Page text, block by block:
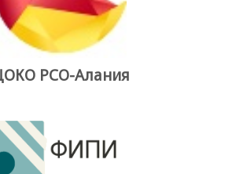
РСО-Алания